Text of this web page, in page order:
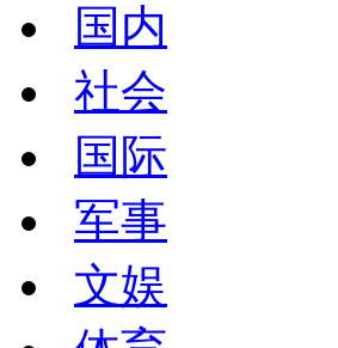
国内
社会
国际
军事
文娱